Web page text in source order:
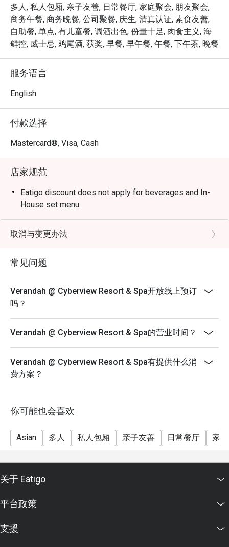
舒适聚会的理想场所。
⭐ Google 评分：4.1（0 条评论）
享用餐，这里都是您的理想之选。
多人, 私人包厢, 亲子友善, 日常餐厅, 家庭聚会, 朋友聚会,
商务午餐, 商务晚餐, 公司聚餐, 庆生, 清真认证, 素食友善,
自助餐, 单点, 有儿童餐, 调酒出色, 份量十足, 肉食主义, 海
鲜控, 威士忌, 鸡尾酒, 获奖, 早餐, 早午餐, 午餐, 下午茶, 晚餐
服务语言
English
付款选择
Mastercard®, Visa, Cash
店家规范
Eatigo discount does not apply for beverages and In-
House set menu.
取消与变更办法
常见问题
Verandah @ Cyberview Resort & Spa开放线上预订
吗？
Verandah @ Cyberview Resort & Spa的营业时间？
Verandah @ Cyberview Resort & Spa有提供什么消
费方案？
你可能也会喜欢
Asian 多人 私人包厢 亲子友善 日常餐厅 家
关于 Eatigo
平台政策
支援